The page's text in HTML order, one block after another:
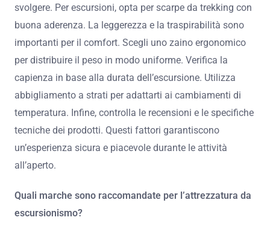
svolgere. Per escursioni, opta per scarpe da trekking con
buona aderenza. La leggerezza e la traspirabilità sono
importanti per il comfort. Scegli uno zaino ergonomico
per distribuire il peso in modo uniforme. Verifica la
capienza in base alla durata dell’escursione. Utilizza
abbigliamento a strati per adattarti ai cambiamenti di
temperatura. Infine, controlla le recensioni e le specifiche
tecniche dei prodotti. Questi fattori garantiscono
un’esperienza sicura e piacevole durante le attività
all’aperto.
Quali marche sono raccomandate per l’attrezzatura da
escursionismo?